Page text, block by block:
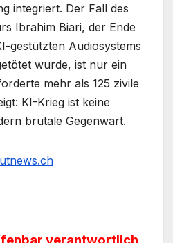
integriert. Der Fall des
Ibrahim Biari, der Ende
gestützten Audiosystems
wurde, ist nur ein
mehr als 125 zivile
KI-Krieg ist keine
brutale Gegenwart.